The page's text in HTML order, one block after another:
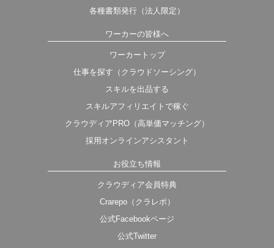
各種書類発行（法人限定）
ワーカーの皆様へ
ワーカートップ
仕事を探す（クラウドソーシング）
スキルを出品する
スキルアフィリエイトで稼ぐ
クラウディアPRO（高単価マッチング）
採用オンラインアシスタント
お役立ち情報
クラウディア会員特典
Crarepo（クラレポ）
公式Facebookページ
公式Twitter